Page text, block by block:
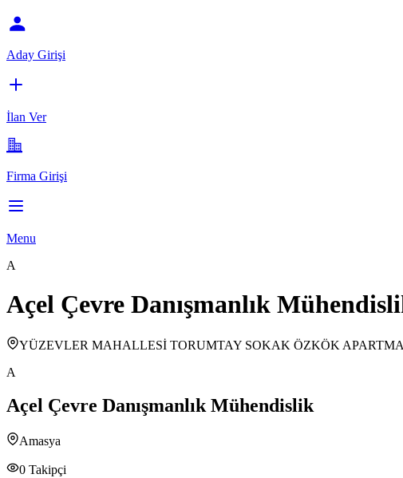
Aday Girişi
İlan Ver
Firma Girişi
Menu
A
Açel Çevre Danışmanlık
YÜZEVLER MAHALLESİ TORUMTAY SOKAK ÖZKÖK
A
Açel Çevre Danışmanlık Mühendislik
Amasya
0 Takipçi